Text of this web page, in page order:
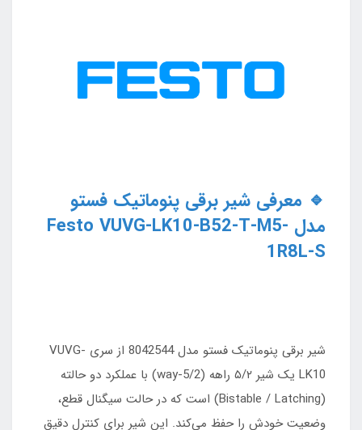
🔹 معرفی شیر برقی پنوماتیک فستو
مدل Festo VUVG-LK10-B52-T-M5-
1R8L-S
شیر برقی پنوماتیک فستو مدل 8042544 از سری VUVG-
LK10 یک شیر ۵/۲ راهه (5/2-way) با عملکرد دو حالته
(Bistable / Latching) است که در حالت سیگنال قطع،
وضعیت خودش را حفظ می‌کند. این شیر برای کنترل دقیق